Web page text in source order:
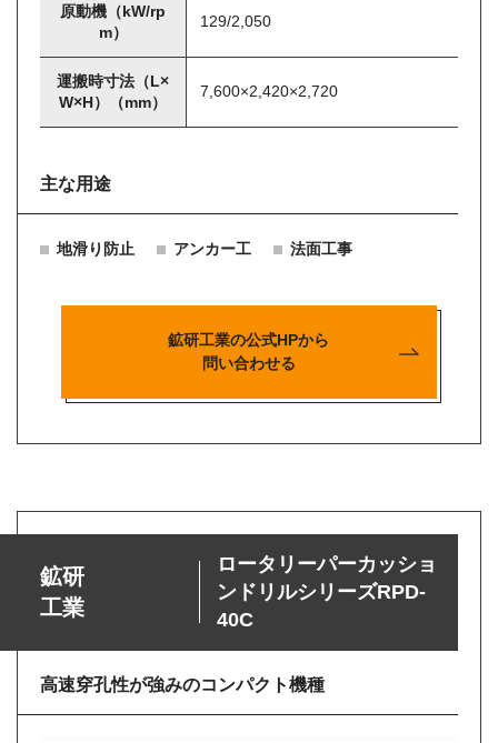
原動機（kW/rp
m）
129/2,050
運搬時寸法（L×
W×H）（mm）
7,600×2,420×2,720
主な用途
地滑り防止 アンカー工 法面工事
鉱研工業の公式HPから
問い合わせる
鉱研
工業
ロータリーパーカッショ
ンドリルシリーズRPD-
40C
高速穿孔性が強みのコンパクト機種